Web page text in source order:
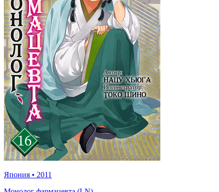
Япония • 2011